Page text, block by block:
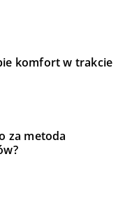
komfort w trakcie
za metoda